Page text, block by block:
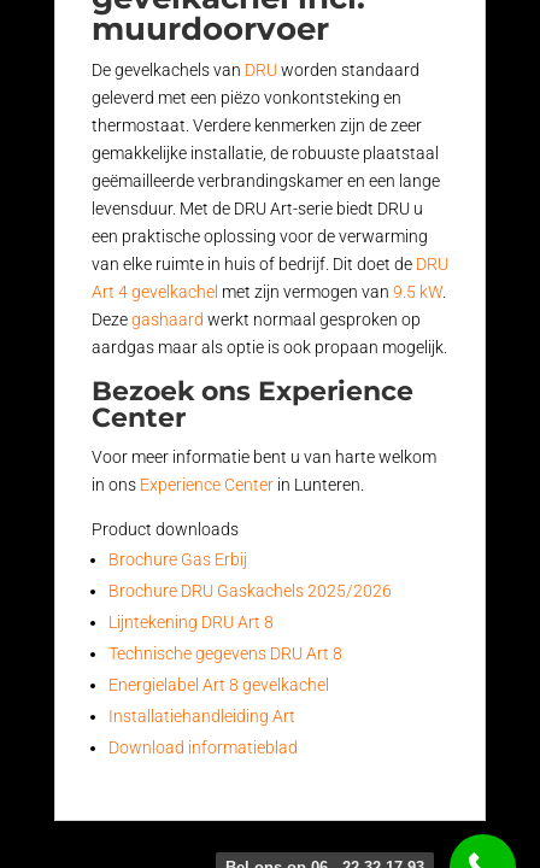
muurdoorvoer
De gevelkachels van DRUworden standaard
geleverd met een piëzo vonkontsteking en
thermostaat. Verdere kenmerken zijn de zeer
gemakkelijke installatie, de robuuste plaatstaal
geëmailleerde verbrandingskamer en een lange
levensduur. Met de DRU Art-serie biedt DRU u
een praktische oplossing voor de verwarming
van elke ruimte in huis of bedrijf. Dit doet de DRU
Art 4 gevelkachel met zijn vermogen van 9.5 kW.
Dezegashaard werkt normaal gesproken op
aardgas maar als optie is ook propaan mogelijk.
Bezoek ons Experience
Center
Voor meer informatie bent u van harte welkom
in ons Experience Centerin Lunteren.
Product downloads
Brochure Gas Erbij
Brochure DRU Gaskachels 2025/2026
Lijntekening DRU Art 8
Technische gegevens DRU Art 8
Energielabel Art 8 gevelkachel
Installatiehandleiding Art
Download informatieblad